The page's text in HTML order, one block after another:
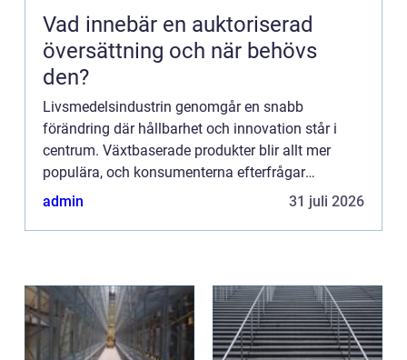
Vad innebär en auktoriserad
översättning och när behövs
den?
Livsmedelsindustrin genomgår en snabb
förändring där hållbarhet och innovation står i
centrum. Växtbaserade produkter blir allt mer
populära, och konsumenterna efterfrågar
alternativ som minskar klimat...
admin 31 juli 2026